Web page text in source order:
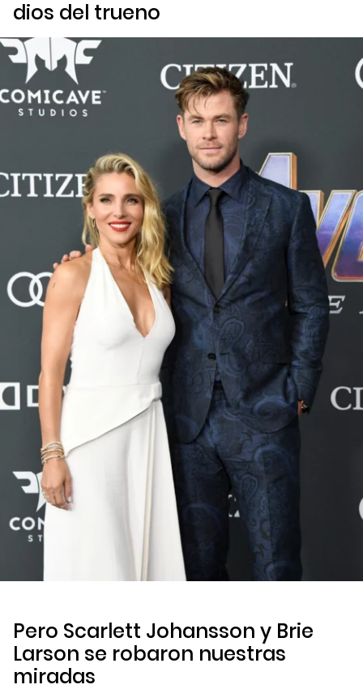
dios del trueno
Pero Scarlett Johansson y Brie
Larson se robaron nuestras
miradas